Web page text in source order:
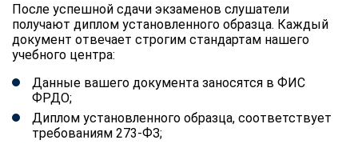
После успешной сдачи экзаменов слушатели
получают диплом установленного образца. Каждый
документ отвечает строгим стандартам нашего
учебного центра:
Данные вашего документа заносятся в ФИС
ФРДО;
Диплом установленного образца, соответствует
требованиям 273-ФЗ;